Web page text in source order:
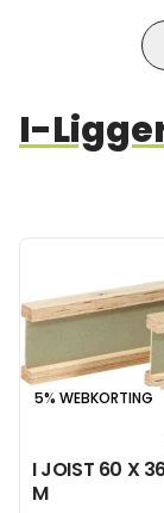
I-
5% WEBKORTING
I JOIST 60 X
M